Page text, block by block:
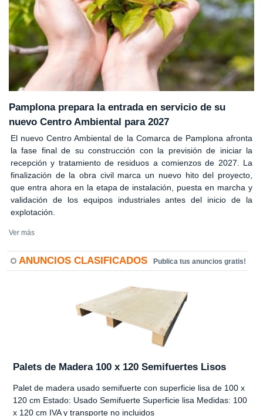
Pamplona prepara la entrada en servicio de su
nuevo Centro Ambiental para 2027
El nuevo Centro Ambiental de la Comarca de Pamplona afronta
la fase final de su construcción con la previsión de iniciar la
recepción y tratamiento de residuos a comienzos de 2027. La
finalización de la obra civil marca un nuevo hito del proyecto,
que entra ahora en la etapa de instalación, puesta en marcha y
validación de los equipos industriales antes del inicio de la
explotación.
Ver más
ANUNCIOS CLASIFICADOS Publica tus anuncios gratis!
Palets de Madera 100 x 120 Semifuertes Lisos
Palet de madera usado semifuerte con superficie lisa de 100 x
120 cm Estado: Usado Semifuerte Superficie lisa Medidas: 100
x 120 cm IVA y transporte no incluidos